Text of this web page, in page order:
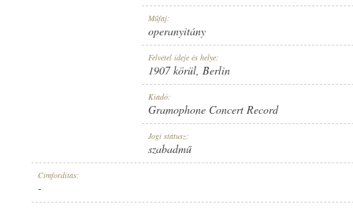
GRAMOPHONE CONCERT RECORD
Műfaj:
operanyitány
Felvétel ideje és helye:
1907 körül, Berlin
Kiadó:
Gramophone Concert Record
Jogi státusz:
szabadmű
Címfordítás:
-